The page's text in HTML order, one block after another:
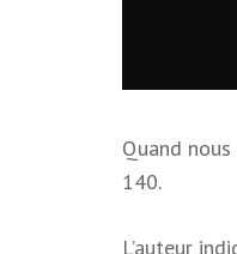
Quand
140.
L’auteur